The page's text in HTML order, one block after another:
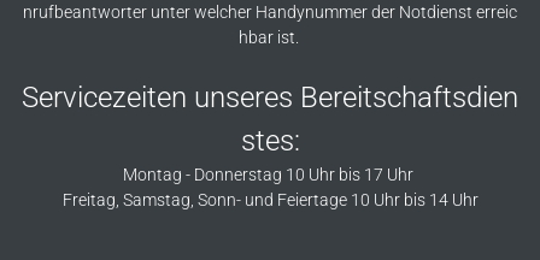
nrufbeantworter unter welcher Handynummer der Notdienst erreic
hbar ist.
Servicezeiten unseres Bereitschaftsdien
stes:
Montag - Donnerstag 10 Uhr bis 17 Uhr
Freitag, Samstag, Sonn- und Feiertage 10 Uhr bis 14 Uhr